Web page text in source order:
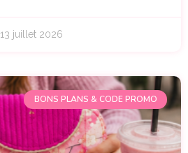
13 juillet 2026
BONS PLANS & CODE PROMO